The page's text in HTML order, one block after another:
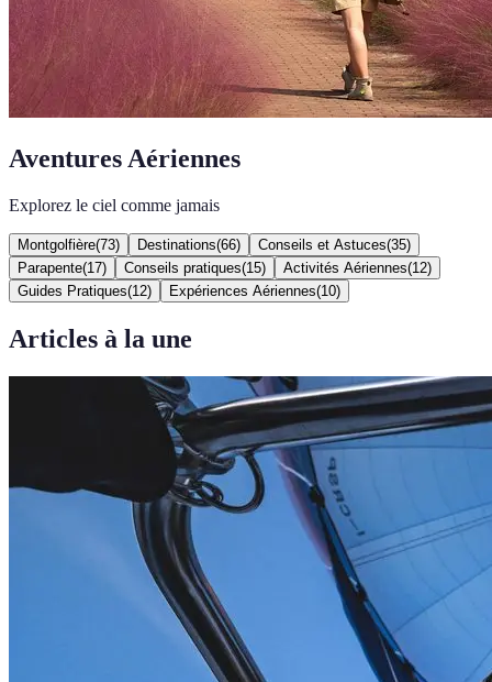
Aventures Aériennes
Explorez le ciel comme jamais
Montgolfière(73) Destinations(66) Conseils et Astuces(35)
Parapente(17) Conseils pratiques(15) Activités Aériennes(12)
Guides Pratiques(12) Expériences Aériennes(10)
Articles à la une